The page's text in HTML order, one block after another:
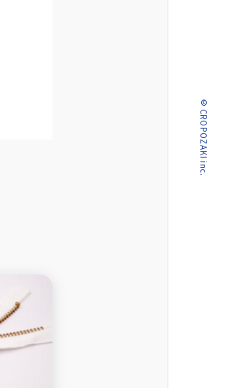
© CROPOZAKI inc.